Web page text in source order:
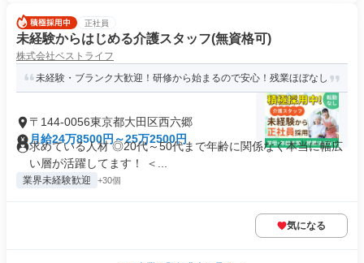
正社員
未経験からはじめる介護スタッフ(無資格可)
株式会社ベストライフ
未経験・ブランク大歓迎！研修から始まるので安心！残業ほぼなし
〒144-0056東京都大田区西六郷
月給24万8500円～25万2500円
求めている人材 ◎20代～50代まで年齢に関係なく本当に幅広
い層が活躍してます！ ＜...
業界未経験歓迎 +30個
気になる